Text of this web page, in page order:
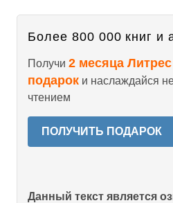
Более 800 000 книг и
Получи 2 месяца
подарок и наслаждайся
чтением
ПОЛУЧИТЬ ПОДАРОК
Данный текст является